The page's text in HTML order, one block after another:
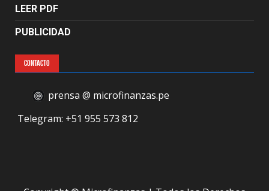
LEER PDF
PUBLICIDAD
CONTACTO
prensa @ microfinanzas.pe
Telegram: +51 955 573 812